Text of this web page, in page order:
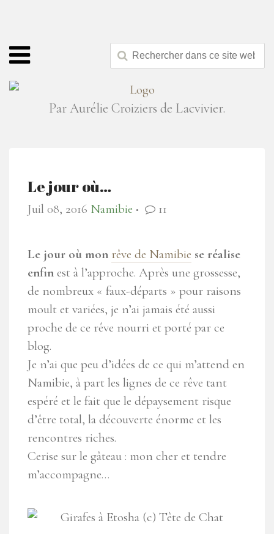
Par Aurélie Croiziers de Lacvivier.
Le jour où…
Juil 08, 2016 Namibie ● 11
Le jour où mon rêve de Namibie se réalise
enfin est à l’approche. Après une grossesse,
de nombreux « faux-départs » pour raisons
moult et variées, je n’ai jamais été aussi
proche de ce rêve nourri et porté par ce
blog.
Je n’ai que peu d’idées de ce qui m’attend en
Namibie, à part les lignes de ce rêve tant
espéré et le fait que le dépaysement risque
d’être total, la découverte énorme et les
rencontres riches.
Cerise sur le gâteau : mon cher et tendre
m’accompagne…